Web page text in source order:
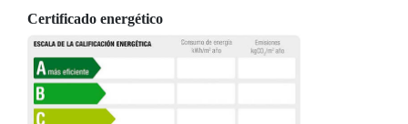
Certificado energético